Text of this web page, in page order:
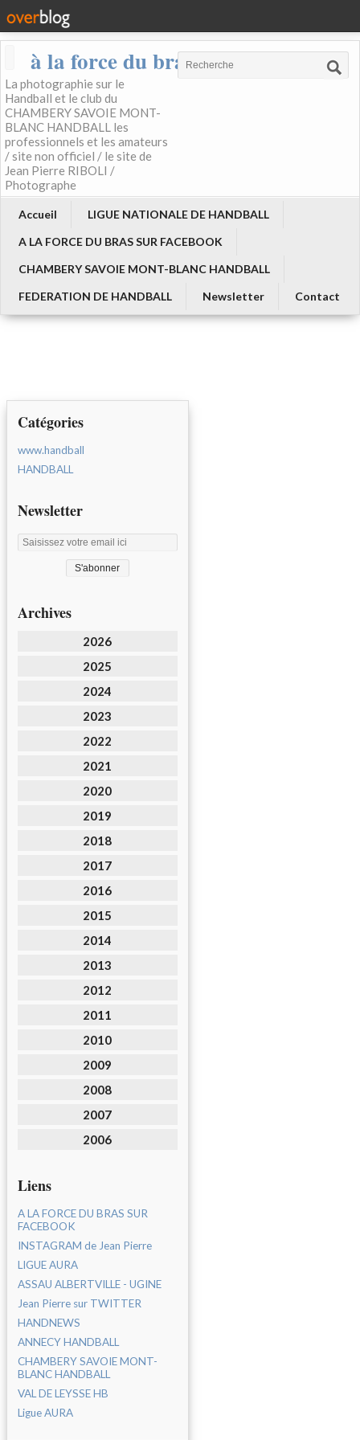
à la force du bras
La photographie sur le
Handball et le club du
CHAMBERY SAVOIE MONT-
BLANC HANDBALL les
professionnels et les amateurs
/ site non officiel / le site de
Jean Pierre RIBOLI /
Photographe
Accueil
LIGUE NATIONALE DE HANDBALL
A LA FORCE DU BRAS SUR FACEBOOK
CHAMBERY SAVOIE MONT-BLANC HANDBALL
FEDERATION DE HANDBALL
Newsletter Contact
Catégories
www.handball
HANDBALL
Newsletter
Archives
2026
2025
2024
2023
2022
2021
2020
2019
2018
2017
2016
2015
2014
2013
2012
2011
2010
2009
2008
2007
2006
Liens
A LA FORCE DU BRAS SUR
FACEBOOK
INSTAGRAM de Jean Pierre
LIGUE AURA
ASSAU ALBERTVILLE - UGINE
Jean Pierre sur TWITTER
HANDNEWS
ANNECY HANDBALL
CHAMBERY SAVOIE MONT-
BLANC HANDBALL
VAL DE LEYSSE HB
Ligue AURA